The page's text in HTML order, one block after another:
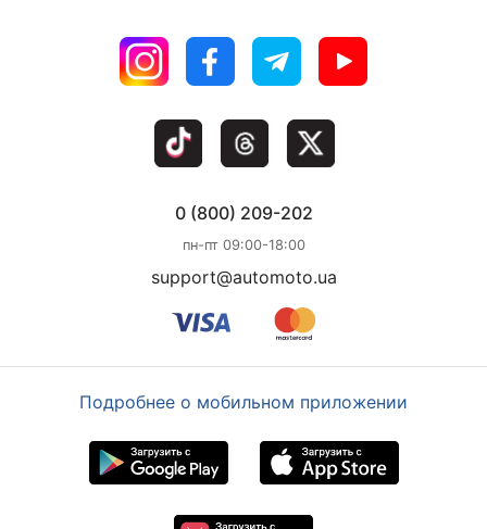
0 (800) 209-202
пн-пт 09:00-18:00
support@automoto.ua
Подробнее о мобильном приложении